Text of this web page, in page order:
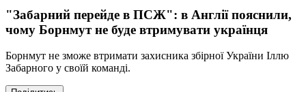
"Забарний перейде в ПСЖ": в Англії пояснили,
чому Борнмут не буде втримувати українця
Борнмут не зможе втримати захисника збірної України Іллю
Забарного у своїй команді.